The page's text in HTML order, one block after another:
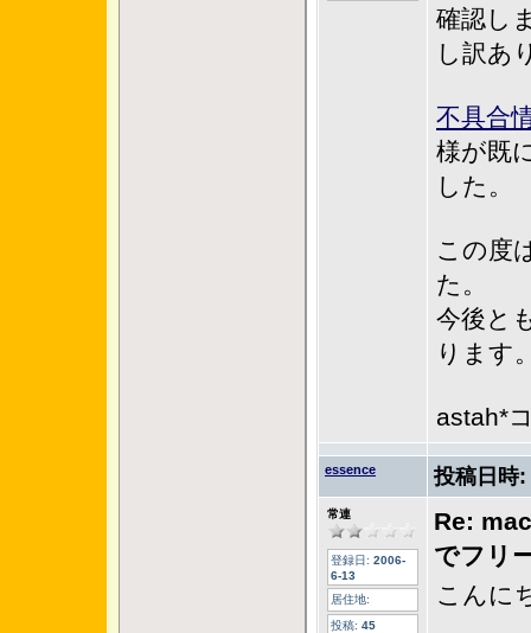
確認し
し訳あ
不具合
様が既
した。
この度
た。
今後と
ります
astah*
essence 投稿日時:
常連
登録日: 2006-
6-13
居住地:
投稿: 45
Re:
でフリ
こんに